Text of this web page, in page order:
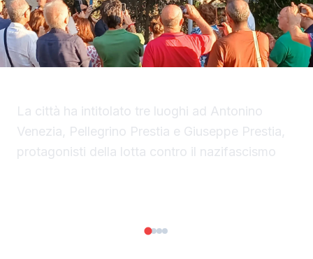
La città ha intitolato tre luoghi ad Antonino
Venezia, Pellegrino Prestia e Giuseppe Prestia,
protagonisti della lotta contro il nazifascismo